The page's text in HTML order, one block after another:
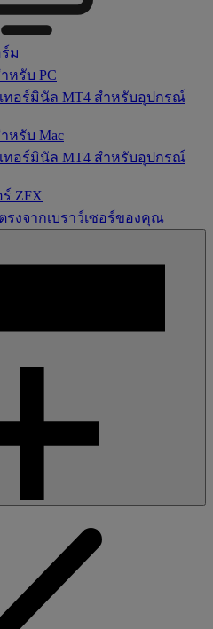
ม
หรับ PC
ทอร์มินัล MT4 สำหรับอุปกรณ์
หรับ Mac
ทอร์มินัล MT4 สำหรับอุปกรณ์
ร์ ZFX
รงจากเบราว์เซอร์ของคุณ